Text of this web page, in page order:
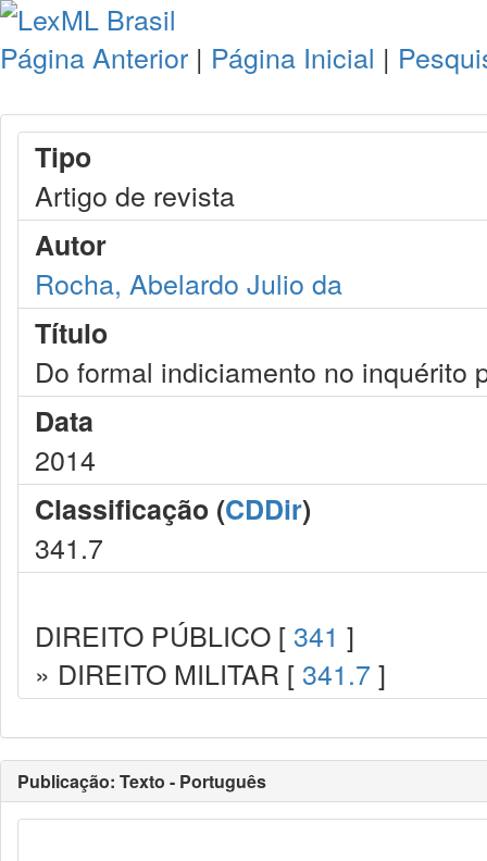
Página Anterior | Página Inicial |
Tipo
Artigo de revista
Autor
Rocha, Abelardo Julio da
Título
Do formal indiciamento no inquérito
Data
2014
Classificação (CDDir)
341.7
DIREITO PÚBLICO [ 341 ]
» DIREITO MILITAR [ 341.7 ]
Publicação: Texto - Português